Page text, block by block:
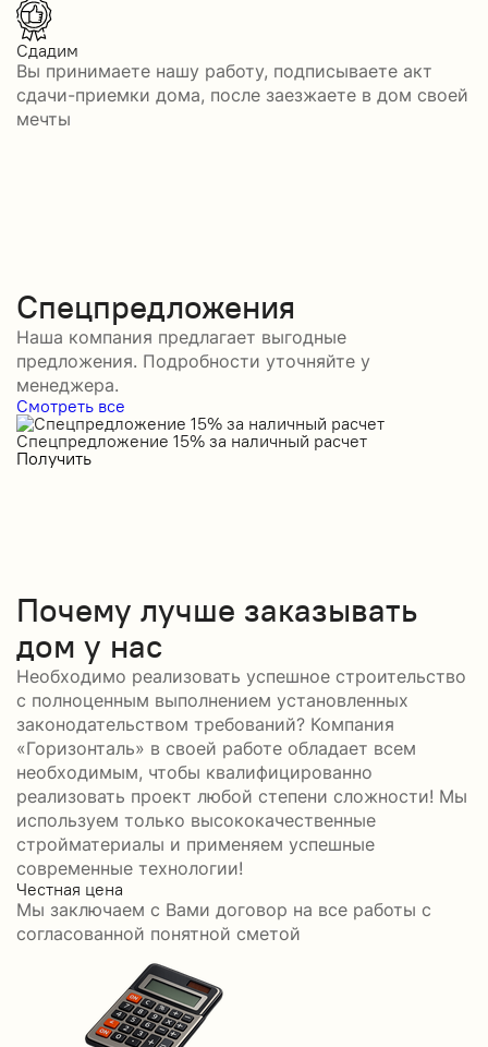
Сдадим
Вы принимаете нашу работу, подписываете акт
сдачи-приемки дома, после заезжаете в дом своей
мечты
Спецпредложения
Наша компания предлагает выгодные
предложения. Подробности уточняйте у
менеджера.
Смотреть все
Спецпредложение 15% за наличный расчет
Получить
Почему лучше заказывать
дом у нас
Необходимо реализовать успешное строительство
с полноценным выполнением установленных
законодательством требований? Компания
«Горизонталь» в своей работе обладает всем
необходимым, чтобы квалифицированно
реализовать проект любой степени сложности! Мы
используем только высококачественные
стройматериалы и применяем успешные
современные технологии!
Честная цена
Мы заключаем с Вами договор на все работы с
согласованной понятной сметой